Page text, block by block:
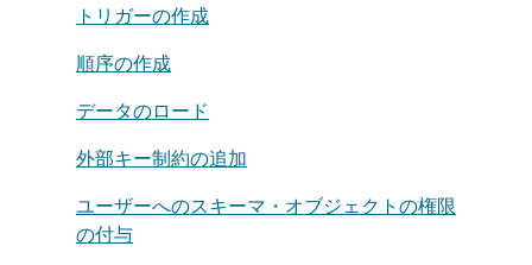
トリガーの作成
順序の作成
データのロード
外部キー制約の追加
ユーザーへのスキーマ・オブジェクトの権限
の付与